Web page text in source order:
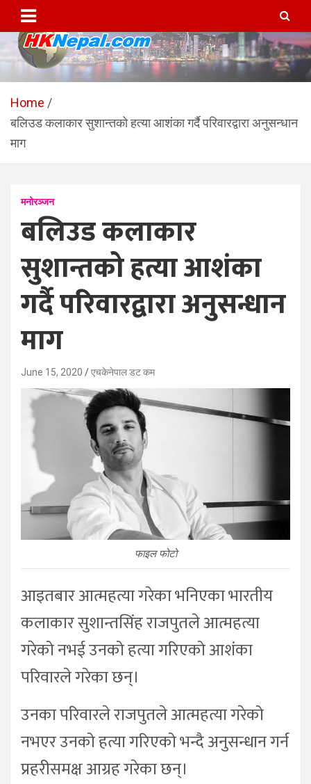
content
HKNepal.com – हङकङबाट
सञ्चालित पहिलो नेपाली अनलाईन
पत्रिका
hknepal, hknepal.com, hk nepal, hk nepal com
Home
बलिउड कलाकार सुशान्तको हत्या आशंका गर्दै परिवारद्वारा अनुसन्धान
माग
मनोरञ्जन
बलिउड कलाकार
सुशान्तको हत्या आशंका
गर्दै परिवारद्वारा अनुसन्धान
माग
June 15, 2020 एचकेनेपाल डट कम
फाइल फोटो
आइतबार आत्महत्या गरेका भनिएका भारतीय
कलाकार सुशान्तसिंह राजपुतले आत्महत्या
गरेको नभई उनको हत्या गरिएको आशंका
परिवारले गरेका छन्।
उनका परिवारले राजपुतले आत्महत्या गरेको
नभएर उनको हत्या गरिएको भन्दै अनुसन्धान गर्न
प्रहरीसमक्ष आग्रह गरेका छन्।